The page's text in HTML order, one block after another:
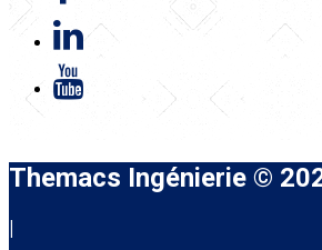
Themacs Ingénierie ©
|